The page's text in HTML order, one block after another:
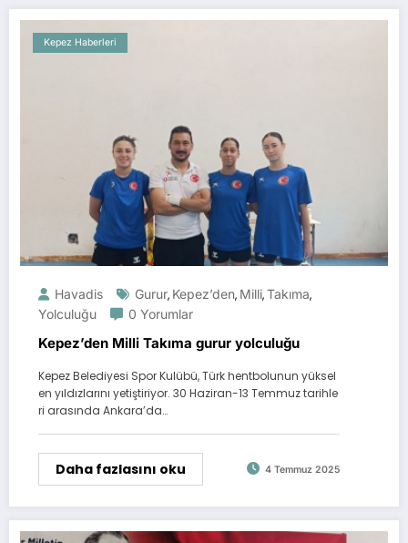
Kepez Haberleri
Havadis Gurur, Kepez’den, Milli,Takıma,
Yolculuğu
0 Yorumlar
Kepez’den Milli Takıma gurur yolculuğu
Kepez Belediyesi Spor Kulübü, Türk hentbolunun yüksel
en yıldızlarını yetiştiriyor. 30 Haziran-13 Temmuz tarihle
ri arasında Ankara’da…
Daha fazlasını oku 4 Temmuz 2025